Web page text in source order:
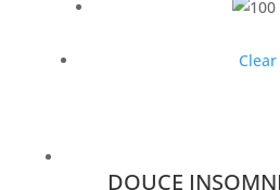
Clear
DOUCE